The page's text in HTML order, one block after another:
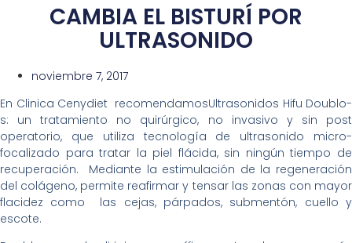
CAMBIA EL BISTURÍ POR
ULTRASONIDO
noviembre 7, 2017
En Clinica Cenydiet recomendamosUltrasonidos Hifu Doublo-
s: un tratamiento no quirúrgico, no invasivo y sin post
operatorio, que utiliza tecnología de ultrasonido micro-
focalizado para tratar la piel flácida, sin ningún tiempo de
recuperación. Mediante la estimulación de la regeneración
del colágeno, permite reafirmar y tensar las zonas con mayor
flacidez como las cejas, párpados, submentón, cuello y
escote.